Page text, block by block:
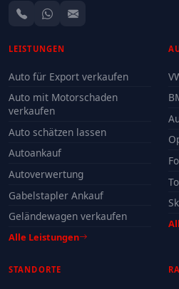
LEISTUNGEN
Auto für Export verkaufen
Auto mit Motorschaden
verkaufen
Auto schätzen lassen
Autoankauf
Autoverwertung
Gabelstapler Ankauf
Geländewagen verkaufen
Alle Leistungen
STANDORTE